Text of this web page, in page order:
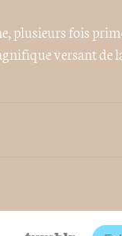
plusieurs fois
versant de